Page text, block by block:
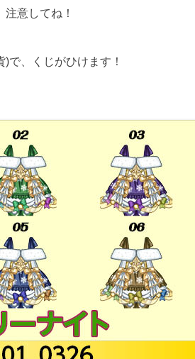
意してね！
で、くじがひけます！